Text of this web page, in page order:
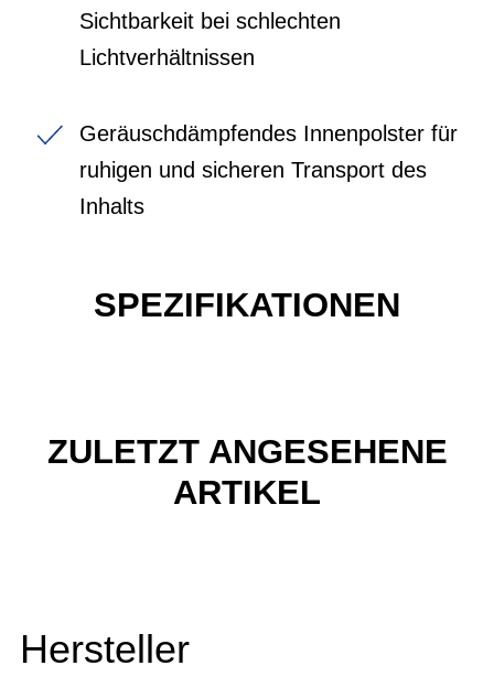
Sichtbarkeit bei schlechten
Lichtverhältnissen
Geräuschdämpfendes Innenpolster für
ruhigen und sicheren Transport des
Inhalts
SPEZIFIKATIONEN
ZULETZT ANGESEHENE
ARTIKEL
Hersteller